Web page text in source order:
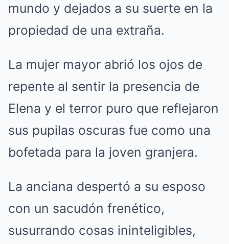
mundo y dejados a su suerte en la
propiedad de una extraña.
La mujer mayor abrió los ojos de
repente al sentir la presencia de
Elena y el terror puro que reflejaron
sus pupilas oscuras fue como una
bofetada para la joven granjera.
La anciana despertó a su esposo
con un sacudón frenético,
susurrando cosas ininteligibles,